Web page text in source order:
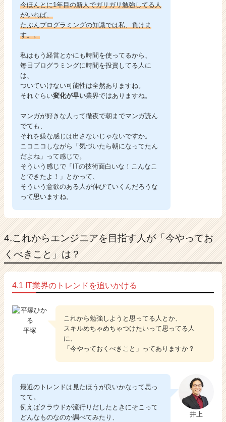
今ほんとに1年目の新人でガリガリ勉強してる人
がいれば、
たぶんプログラミングの知識では私、負けま
す。。
私はもう経営とかにも時間を使ってるから、
毎日プログラミングに時間を投資してる人に
は、
ついていけない可能性は全然ありますね。
それぐらい変化が早い業界ではありますね。
マンガが好きな人って徹夜で朝までマンガ読ん
でても、
それを嫌な感じは出さないじゃないですか。
ニコニコしながら「気づいたら朝になってたん
だよね」って感じで。
そういう感じで「ITの技術面白いな！こんなこ
とできたよ！」とかって、
そういう意欲のある人が伸びていくんだろうな
って思いますね。
4.これからエンジニアを目指す人が「今やってお
くべきこと」は？
4.1 IT業界のトレンドを追いかける
平塚
これから勉強しようと思ってる人とか、
スキルめちゃめちゃつけたいって思ってる人
に、
「今やっておくべきこと」ってありますか？
井上
最近のトレンドは見たほうが良いかなって思っ
てて。
例えばクラウドが流行りだしたときにそこって
どんなものなのか調べてみたり、